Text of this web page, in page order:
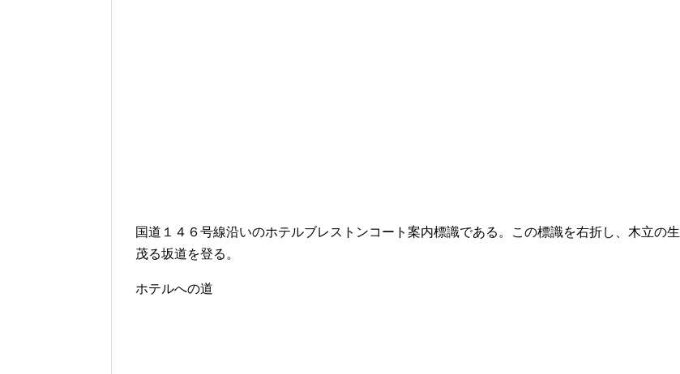
国道１４６号線沿いのホテルブレストンコート案内標識である。この標識を右折し、木立の生
茂る坂道を登る。
ホテルへの道